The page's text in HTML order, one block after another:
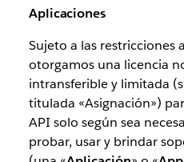
Aplicaciones
Sujeto a las restricciones
otorgamos una licencia
intransferible y limitada
titulada «Asignación»)
API solo según sea
probar, usar y brindar